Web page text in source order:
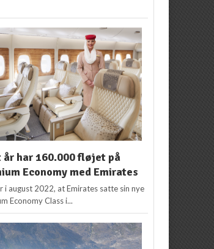
år har 160.000 fløjet på
Economy med Emirates
i august 2022, at Emirates satte sin nye
Economy Class i...